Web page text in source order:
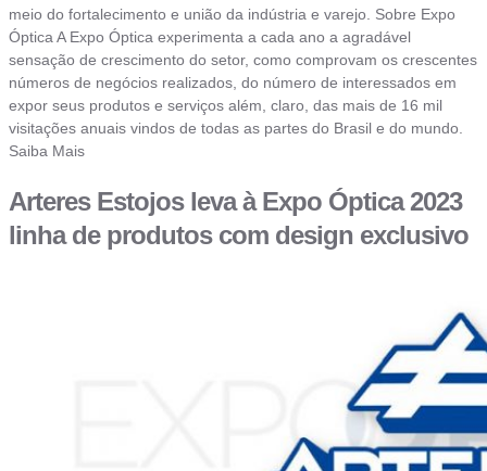
meio do fortalecimento e união da indústria e varejo. Sobre Expo
Óptica A Expo Óptica experimenta a cada ano a agradável
sensação de crescimento do setor, como comprovam os crescentes
números de negócios realizados, do número de interessados em
expor seus produtos e serviços além, claro, das mais de 16 mil
visitações anuais vindos de todas as partes do Brasil e do mundo.
Saiba Mais
Arteres Estojos leva à Expo Óptica 2023
linha de produtos com design exclusivo